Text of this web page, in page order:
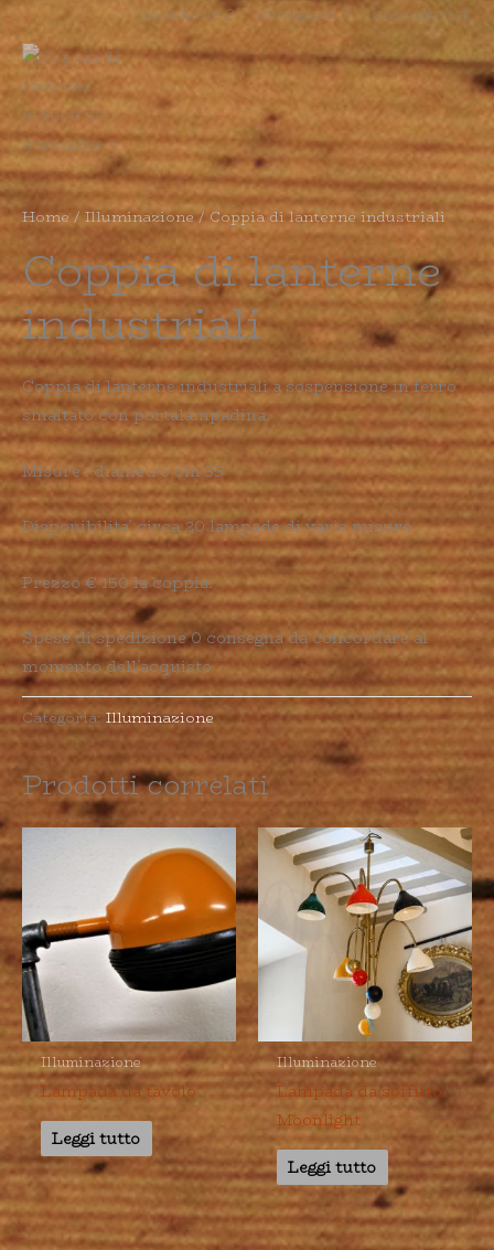
Home/ Illuminazione/ Coppia di lanterne industriali
Coppia di lanterne
industriali
Coppia di lanterne industriali a sospensione in ferro
smaltato con portalampadina.
Misure : diametro cm 35
Disponibilita’ circa 20 lampade di varie misure
Prezzo € 150 la coppia.
Spese di spedizione 0 consegna da concordare al
momento dell’acquisto
Categoria: Illuminazione
Prodotti correlati
Illuminazione
Lampada da tavolo
Leggi tutto
Illuminazione
Lampada da soffitto
Moonlight
Leggi tutto